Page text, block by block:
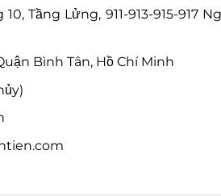
10, Tầng Lửng, 911-913-915-917
Bình Tân, Hồ Chí Minh